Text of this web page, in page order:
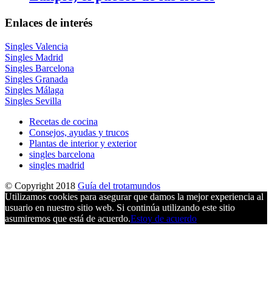
Enlaces de interés
Singles Valencia
Singles Madrid
Singles Barcelona
Singles Granada
Singles Málaga
Singles Sevilla
Recetas de cocina
Consejos, ayudas y trucos
Plantas de interior y exterior
singles barcelona
singles madrid
© Copyright 2018 Guía del trotamundos
Utilizamos cookies para asegurar que damos la mejor experiencia al
usuario en nuestro sitio web. Si continúa utilizando este sitio
asumiremos que está de acuerdo.Estoy de acuerdo